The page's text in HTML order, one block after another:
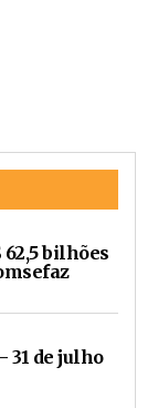
bilhões
31 de julho